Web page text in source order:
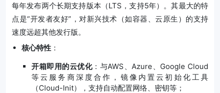
每年发布两个长期支持版本（LTS，支持5年）。其最大的特
点是“开发者友好”，对新兴技术（如容器、云原生）的支持
速度远超其他发行版。
核心特性 ：
开箱即用的云优化：与AWS、Azure、Google Cloud
等云服务商深度合作，镜像内置云初始化工具
（Cloud-Init），支持自动配置网络、密钥等；